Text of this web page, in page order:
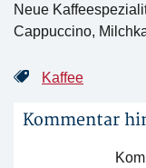
Neue
Cappuccino,
Kaffee
Kommentar